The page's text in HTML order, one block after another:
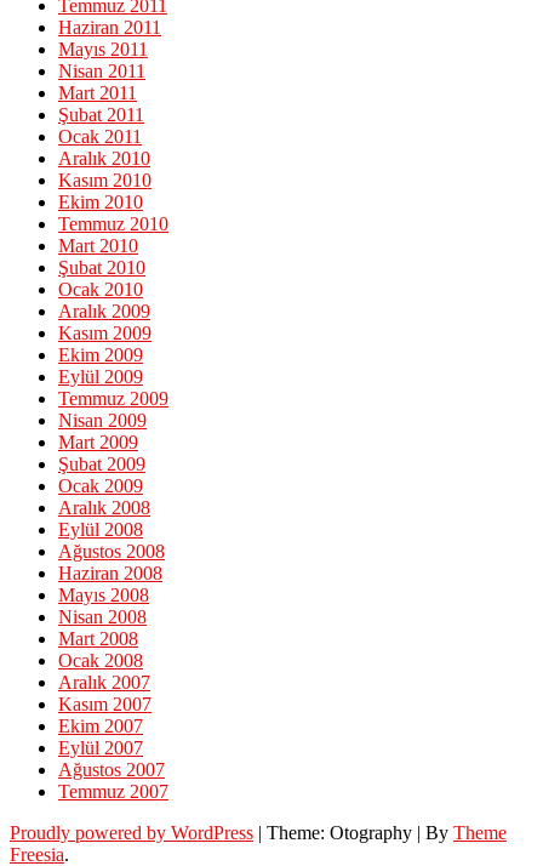
Temmuz 2011
Haziran 2011
Mayıs 2011
Nisan 2011
Mart 2011
Şubat 2011
Ocak 2011
Aralık 2010
Kasım 2010
Ekim 2010
Temmuz 2010
Mart 2010
Şubat 2010
Ocak 2010
Aralık 2009
Kasım 2009
Ekim 2009
Eylül 2009
Temmuz 2009
Nisan 2009
Mart 2009
Şubat 2009
Ocak 2009
Aralık 2008
Eylül 2008
Ağustos 2008
Haziran 2008
Mayıs 2008
Nisan 2008
Mart 2008
Ocak 2008
Aralık 2007
Kasım 2007
Ekim 2007
Eylül 2007
Ağustos 2007
Temmuz 2007
Proudly powered by WordPress | Theme: Otography | By Theme
Freesia.